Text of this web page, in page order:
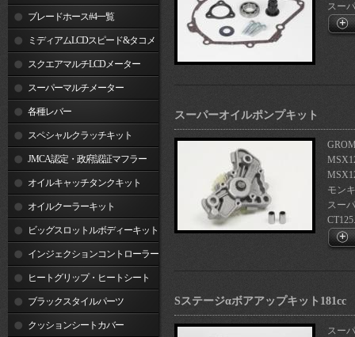
ブレードホース#4一覧
ミディアムLCDスピード&タコメ
ータースクエアマルチLCDメーター
スーパーマルチメーター
各種レバー
スペシャルクラッチキット
JMCA認定・政府認証マフラー
オイルキャッチタンクキット
オイルクーラーキット
ビッグスロットルボディーキット
インジェクションコントローラー
ヒートグリップ・ヒートシート
ブラックスタイルパーツ
クッションシートカバー
スー
スーパーオイルポンプキット
モン
スー
Sステージαボアアップキット181cc
スー